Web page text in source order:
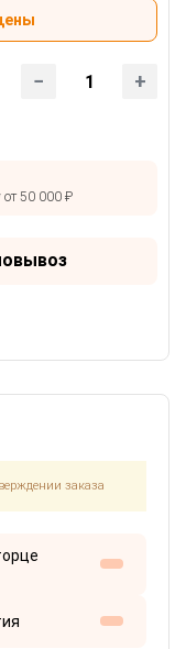
оптовые цены
1
50 000 ₽
заказа